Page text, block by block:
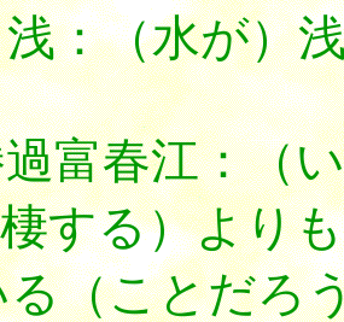
：（水が）
富春江：（
する）より
（ことだろ